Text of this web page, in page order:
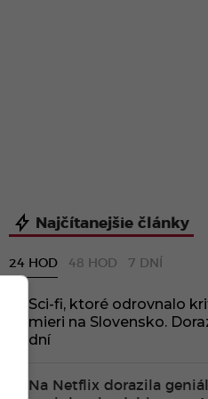
Najčítanejšie články
24 HOD 48 HOD 7 DNÍ
Sci-fi, ktoré odrovnalo
mieri na Slovensko.
dní
Na Netflix dorazila